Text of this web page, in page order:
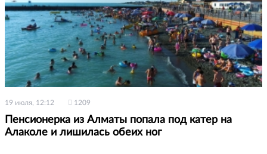
19 июля, 12:12 1209
Пенсионерка из Алматы попала под катер на
Алаколе и лишилась обеих ног